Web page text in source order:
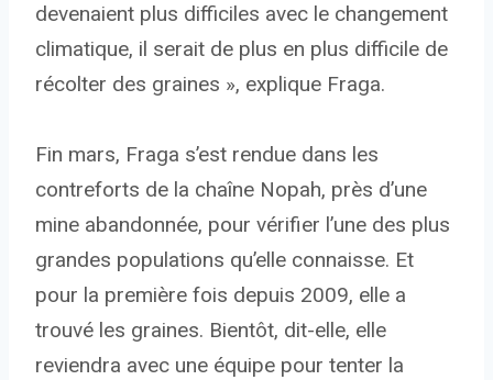
devenaient plus difficiles avec le changement
climatique, il serait de plus en plus difficile de
récolter des graines », explique Fraga.
Fin mars, Fraga s’est rendue dans les
contreforts de la chaîne Nopah, près d’une
mine abandonnée, pour vérifier l’une des plus
grandes populations qu’elle connaisse. Et
pour la première fois depuis 2009, elle a
trouvé les graines. Bientôt, dit-elle, elle
reviendra avec une équipe pour tenter la